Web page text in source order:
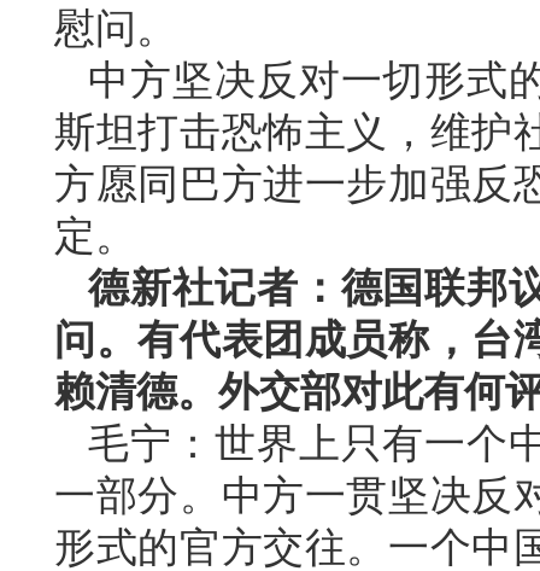
慰问。
中方坚决反对一切形式
斯坦打击恐怖主义，维护
方愿同巴方进一步加强反
定。
德新社记者：德国联邦
问。有代表团成员称，台
赖清德。外交部对此有何
毛宁：世界上只有一个
一部分。中方一贯坚决反
形式的官方交往。一个中